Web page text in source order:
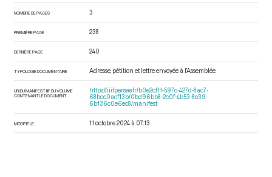
NOMBRE DE PAGES 3
PREMIÈRE PAGE 238
DERNIÈRE PAGE 240
TYPOLOGIE DOCUMENTAIRE Adresse, pétition et lettre envoyée à l’Assemblée
URI DU MANIFEST IIIF DU VOLUME
CONTENANT LE DOCUMENT
https://iiif.persee.fr/b0e2cf11-597c-427d-8ac7-
68bcc0acf13b/0bd96bb8-2c0f-4b53-8e39-
6b136c0e6ec8/manifest
MODIFIÉ LE 11 octobre 2024 à 07:13